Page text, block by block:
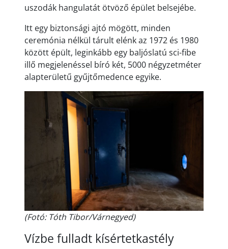
uszodák hangulatát ötvöző épület belsejébe.
Itt egy biztonsági ajtó mögött, minden
ceremónia nélkül tárult elénk az 1972 és 1980
között épült, leginkább egy baljóslatú sci-fibe
illő megjelenéssel bíró két, 5000 négyzetméter
alapterületű gyűjtőmedence egyike.
(Fotó: Tóth Tibor/Várnegyed)
Vízbe fulladt kísértetkastély